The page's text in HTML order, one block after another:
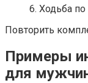
6. Ходьба
Повторить
Примеры
для